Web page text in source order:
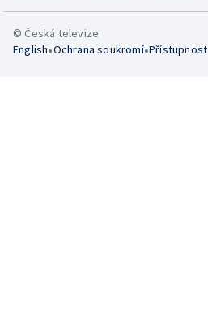
© Česká televize
English•Ochrana soukromí•Přístupnost